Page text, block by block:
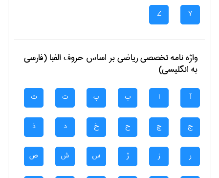
Y
Z
واژه نامه تخصصیرياضیبر اساس حروف الفبا (فارسی
به انگلیسی)
آ ا ب پ ت ث
ج چ ح خ د ذ
ر ز ژ س ش ص